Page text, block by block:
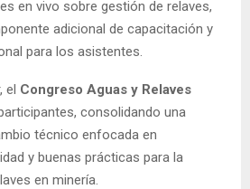
en vivo sobre gestión de relaves,
adicional de capacitación y
para los asistentes.
el Congreso Aguas y Relaves
consolidando una
técnico enfocada en
y buenas prácticas para la
en minería.